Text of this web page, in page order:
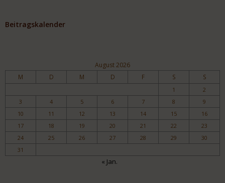
Beitragskalender
August 2026
M D M D F S S
1
2
3
4 5 6 7 8
9
10
11 12 13 14 15
16
17
18 19 20 21 22
23
24
25 26 27 28 29
30
31
« Jan.